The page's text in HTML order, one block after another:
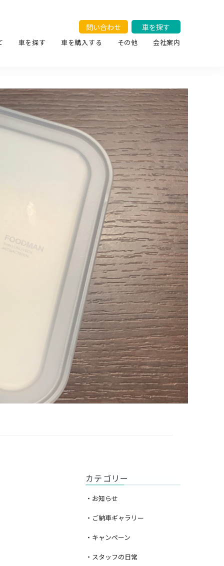
問い合わせ 車を探す
車を探す 車を購入する その他 会社案内
カテゴリー
・お知らせ
・ご納車ギャラリー
・キャンペーン
・スタッフの日常